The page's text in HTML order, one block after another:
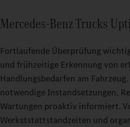
Mercedes‑Benz Trucks
Fortlaufende Überprüfung
und frühzeitige Erkennung von
Handlungsbedarfen am
notwendige Instandsetzungen,
Wartungen proaktiv informiert.
Werkststattstandzeiten und